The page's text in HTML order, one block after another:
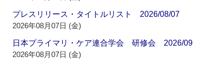
プレスリリース・タイトルリスト 2026/08/07
2026年08月07日 (金)
日本プライマリ・ケア連合学会 研修会 2026/09
2026年08月07日 (金)